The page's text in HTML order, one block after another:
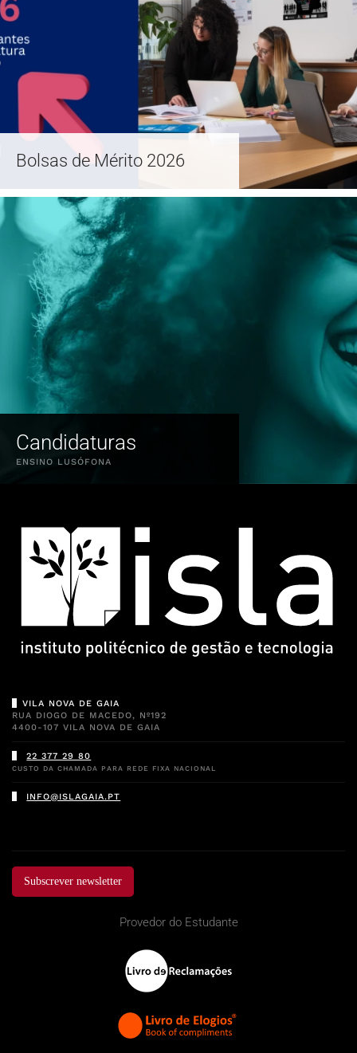
Bolsas de Mérito 2026
Candidaturas
ENSINO LUSÓFONA
VILA NOVA DE GAIA
RUA DIOGO DE MACEDO, Nº192
4400-107 VILA NOVA DE GAIA
22 377 29 80
CUSTO DA CHAMADA PARA REDE FIXA NACIONAL
INFO@ISLAGAIA.PT
Subscrever newsletter
Provedor do Estudante